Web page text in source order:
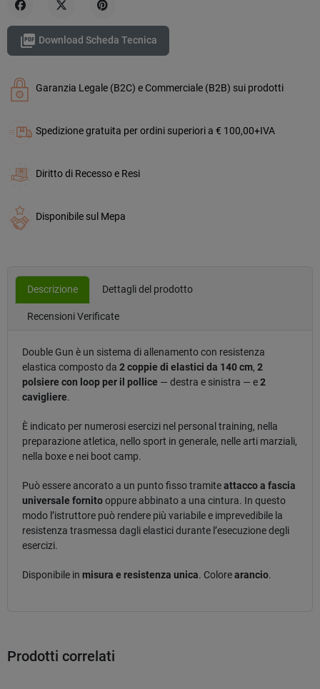
 Download Scheda Tecnica
Garanzia Legale (B2C) e Commerciale (B2B) sui prodotti
Spedizione gratuita per ordini superiori a € 100,00+IVA
Diritto di Recesso e Resi
Disponibile sul Mepa
Descrizione Dettagli del prodotto
Recensioni Verificate
Double Gun è un sistema di allenamento con resistenza
elastica composto da 2 coppie di elastici da 140 cm, 2
polsiere con loop per il pollice — destra e sinistra — e2
cavigliere.
È indicato per numerosi esercizi nel personal training, nella
preparazione atletica, nello sport in generale, nelle arti marziali,
nella boxe e nei boot camp.
Può essere ancorato a un punto fisso tramiteattacco a fascia
universale fornitooppure abbinato a una cintura. In questo
modo l’istruttore può rendere più variabile e imprevedibile la
resistenza trasmessa dagli elastici durante l’esecuzione degli
esercizi.
Disponibile in misura e resistenza unica. Colorearancio.
Prodotti correlati